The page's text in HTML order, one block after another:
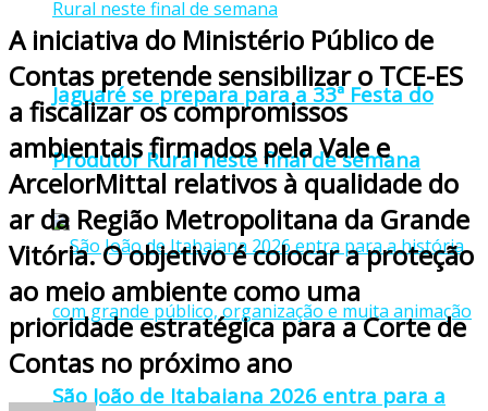
Jaguaré se prepara para a 33ª Festa do
Produtor Rural neste final de semana
São João de Itabaiana 2026 entra para a
A iniciativa do Ministério Público de
Contas pretende sensibilizar o TCE-ES
a fiscalizar os compromissos
ambientais firmados pela Vale e
ArcelorMittal relativos à qualidade do
ar da Região Metropolitana da Grande
Vitória. O objetivo é colocar a proteção
ao meio ambiente como uma
prioridade estratégica para a Corte de
Contas no próximo ano